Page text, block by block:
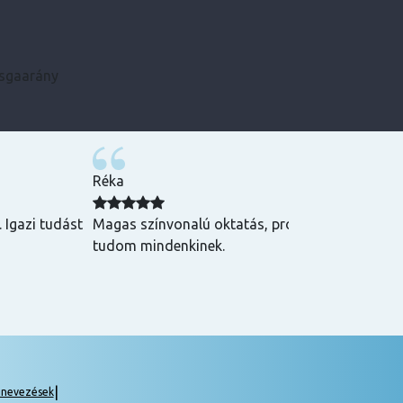
ajánlani
Kármen
Minden szükséges infót előre megkaptam,
csak ajánlani tudom! ☺️
|